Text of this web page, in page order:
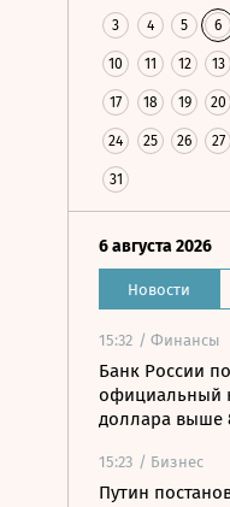
3 4 5 6
10 11 12 13
17 18 19 20
24 25 26 27
31
6 августа 2026
Новости
15:32 / Финансы
Банк России
официальный
доллара выше
15:23 / Бизнес
Путин